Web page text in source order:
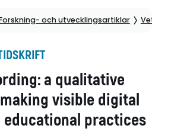
och utvecklingsartiklar
a qualitative
visible digital
practices